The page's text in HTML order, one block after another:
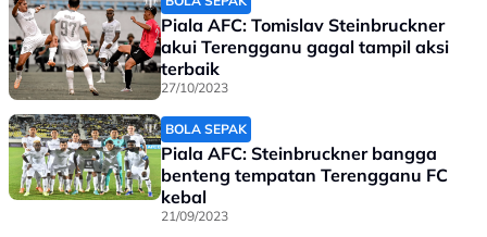
Piala AFC: Tomislav Steinbruckner
akui Terengganu gagal tampil aksi
terbaik
27/10/2023
BOLA SEPAK
Piala AFC: Steinbruckner bangga
benteng tempatan Terengganu FC
kebal
21/09/2023